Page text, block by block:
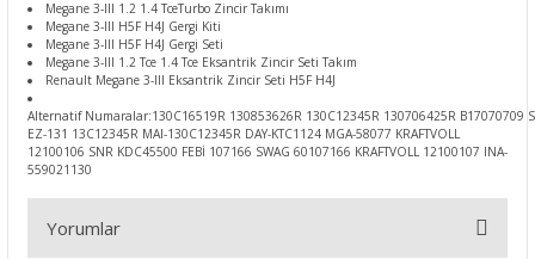
Megane 3-III 1.2 1.4 TceTurbo Zincir Takımı
Megane 3-III H5F H4J Gergi Kiti
Megane 3-III H5F H4J Gergi Seti
Megane 3-III 1.2 Tce 1.4 Tce Eksantrik Zincir Seti Takım
Renault Megane 3-III Eksantrik Zincir Seti H5F H4J
Alternatif Numaralar:130C16519R 130853626R 130C12345R 130706425R B17070709
EZ-131 13C12345R MAI-130C12345R DAY-KTC1124 MGA-58077 KRAFTVOLL
12100106 SNR KDC45500 FEBİ 107166 SWAG 60107166 KRAFTVOLL 12100107 INA-
559021130
Yorumlar